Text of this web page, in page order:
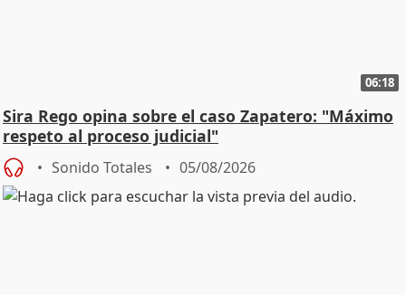
06:18
Sira Rego opina sobre el caso Zapatero: "Máximo
respeto al proceso judicial"
Sonido Totales 05/08/2026